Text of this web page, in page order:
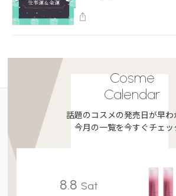
Cosme
Calendar
話題のコスメの発売日が早わ
今月の一覧を今すぐチェッ
8.8 Sat